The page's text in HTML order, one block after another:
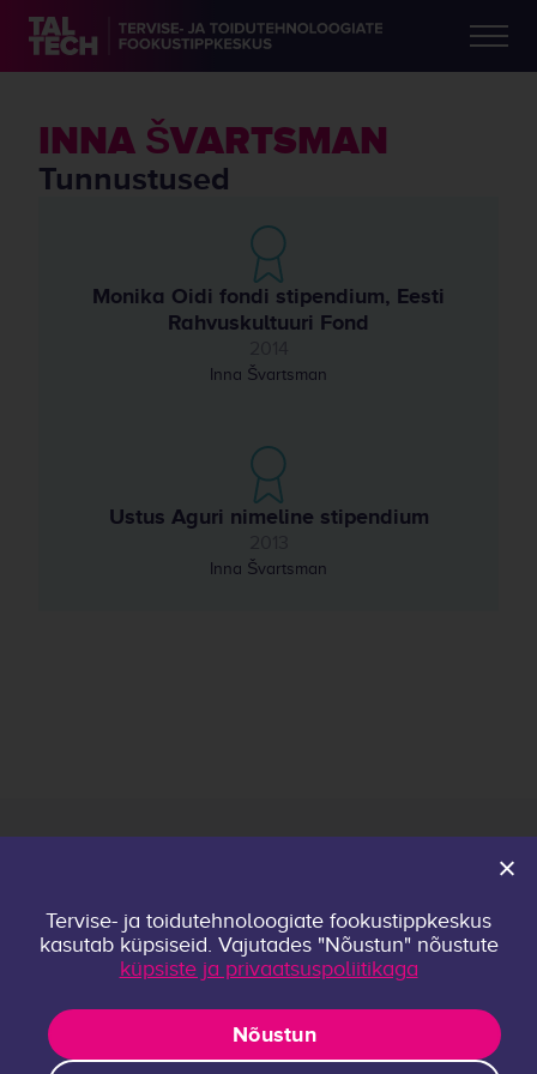
INNA ŠVARTSMAN
Tunnustused
Monika Oidi fondi stipendium, Eesti
Rahvuskultuuri Fond
Inna Švartsman
Ustus Aguri nimeline stipendium
Inna Švartsman
Keskusest
Uurimisrühmad
Publikatsioonid
Tervise- ja toidutehnoloogiate fookustippkeskus
kasutab küpsiseid. Vajutades "Nõustun" nõustute
küpsiste ja privaatsuspoliitikaga
Nõustun